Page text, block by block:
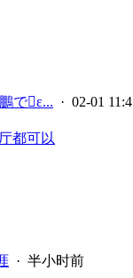
ε鵬でε... · 02-01
都可以
· 半小时前